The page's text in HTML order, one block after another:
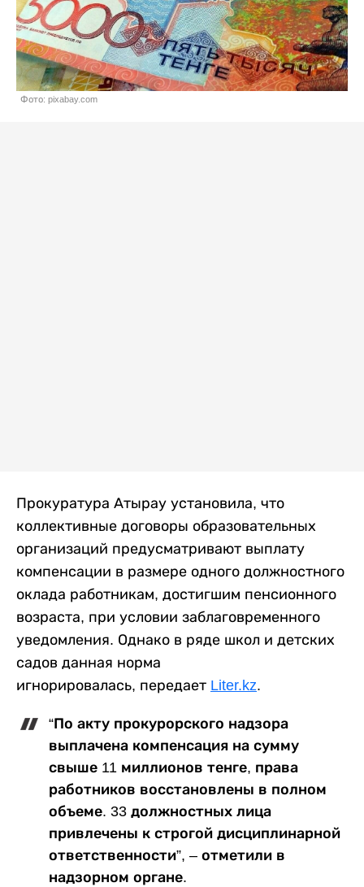
Фото: pixabay.com
Прокуратура Атырау установила, что
коллективные договоры образовательных
организаций предусматривают выплату
компенсации в размере одного должностного
оклада работникам, достигшим пенсионного
возраста, при условии заблаговременного
уведомления. Однако в ряде школ и детских
садов данная норма
игнорировалась, передает Liter.kz.
“По акту прокурорского надзора
выплачена компенсация на сумму
свыше 11 миллионов тенге, права
работников восстановлены в полном
объеме. 33 должностных лица
привлечены к строгой дисциплинарной
ответственности”, – отметили в
надзорном органе.